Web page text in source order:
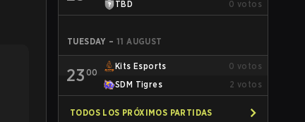
TBD
0 votos
TUESDAY – 11 AUGUST
23 00
Kits Esports 0 votos
SDM Tigres
2 votos
TODOS LOS PRÓXIMOS PARTIDAS